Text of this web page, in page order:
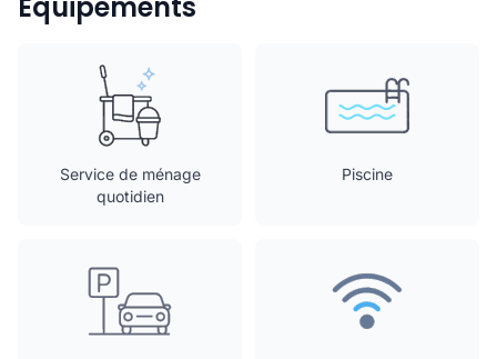
Service de ménage
quotidien
Piscine